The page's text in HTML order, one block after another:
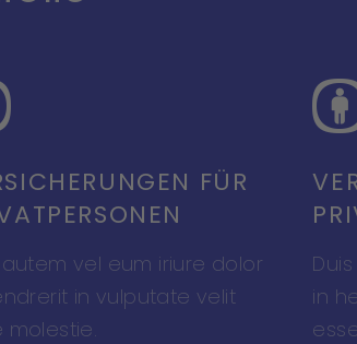
FÜR
autem vel eum iriure dolor
in vulputate velit
molestie.
in